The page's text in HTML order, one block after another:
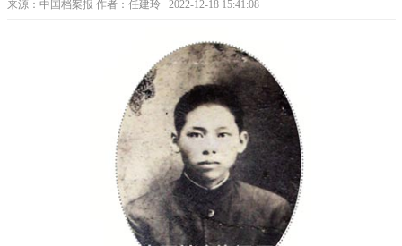
来源：中国档案报 作者：任建玲 2022-12-18 15:41:08